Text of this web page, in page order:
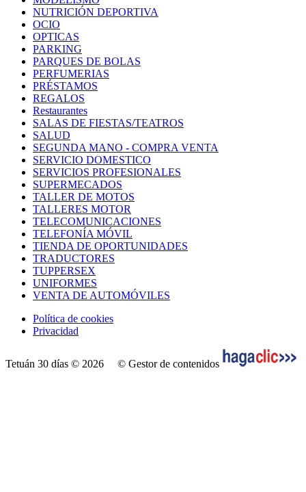
NUTRICIÓN DEPORTIVA
OCIO
OPTICAS
PARKING
PARQUES DE BOLAS
PERFUMERIAS
PRÉSTAMOS
REGALOS
Restaurantes
SALAS DE FIESTAS/TEATROS
SALUD
SEGUNDA MANO - COMPRA VENTA
SERVICIO DOMESTICO
SERVICIOS PROFESIONALES
SUPERMECADOS
TALLER DE MOTOS
TALLERES MOTOR
TELECOMUNICACIONES
TELEFONÍA MÓVIL
TIENDA DE OPORTUNIDADES
TRADUCTORES
TUPPERSEX
UNIFORMES
VENTA DE AUTOMÓVILES
Política de cookies
Privacidad
Tetuán 30 días © 2026 © Gestor de contenidos